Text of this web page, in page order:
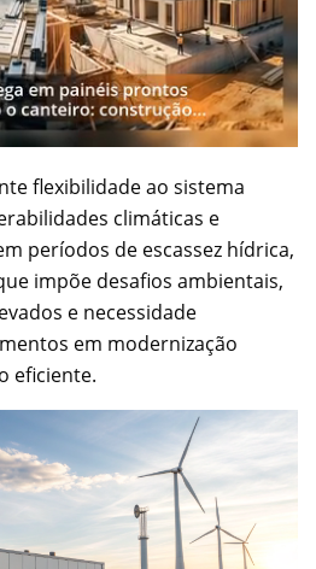
flexibilidade ao sistema
climáticas e
períodos de escassez hídrica,
impõe desafios ambientais,
e necessidade
em modernização
eficiente.